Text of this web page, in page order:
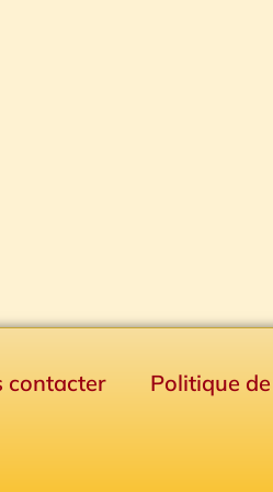
contacter Politique